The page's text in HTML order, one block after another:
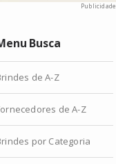
Publicidade
Busca
de A-Z
de A-Z
por Categoria